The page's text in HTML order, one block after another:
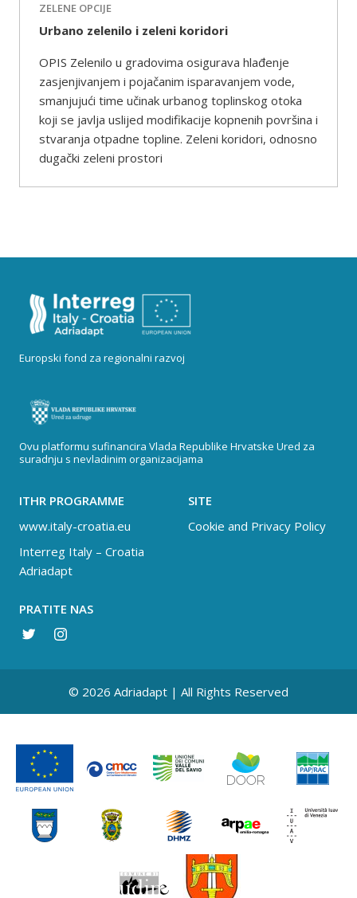
ZELENE OPCIJE
Urbano zelenilo i zeleni koridori
OPIS Zelenilo u gradovima osigurava hlađenje
zasjenjivanjem i pojačanim isparavanjem vode,
smanjujući time učinak urbanog toplinskog otoka
koji se javlja uslijed modifikacije kopnenih površina i
stvaranja otpadne topline. Zeleni koridori, odnosno
dugački zeleni prostori
Europski fond za regionalni razvoj
Ovu platformu sufinancira Vlada Republike Hrvatske Ured za
suradnju s nevladinim organizacijama
ITHR PROGRAMME
www.italy-croatia.eu
Interreg Italy – Croatia
Adriadapt
SITE
Cookie and Privacy Policy
PRATITE NAS
© 2026 Adriadapt | All Rights Reserved